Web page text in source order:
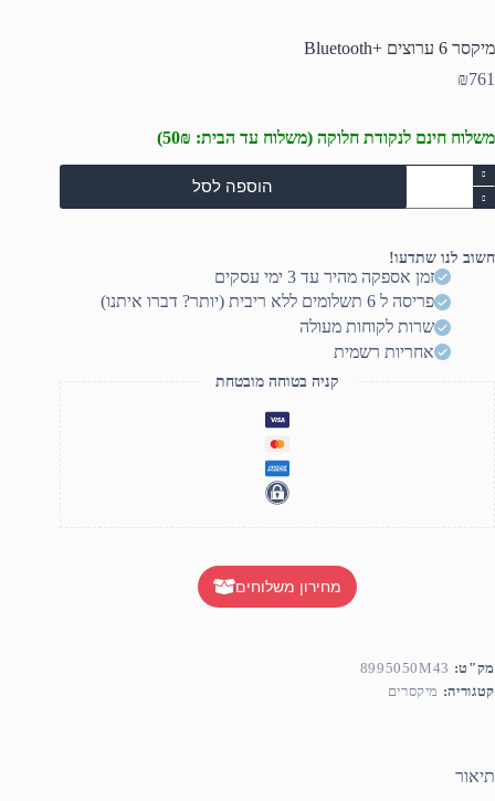
מיקסר 6 ערוצים +Bluetooth
₪761
משלוח חינם לנקודת חלוקה (משלוח עד הבית: 50₪)
כמות
של
מיקסר
ערוצים
+Bluetooth
הוספה לסל
חשוב לנו שתדעו!
זמן אספקה מהיר עד 3 ימי עסקים
פריסה ל 6 תשלומים ללא ריבית (יותר? דברו איתנו)
שרות לקוחות מעולה
אחריות רשמית
קניה בטוחה מובטחת
מחירון משלוחים
מק"ט: 8995050M43
קטגוריה: מיקסרים
תיאור